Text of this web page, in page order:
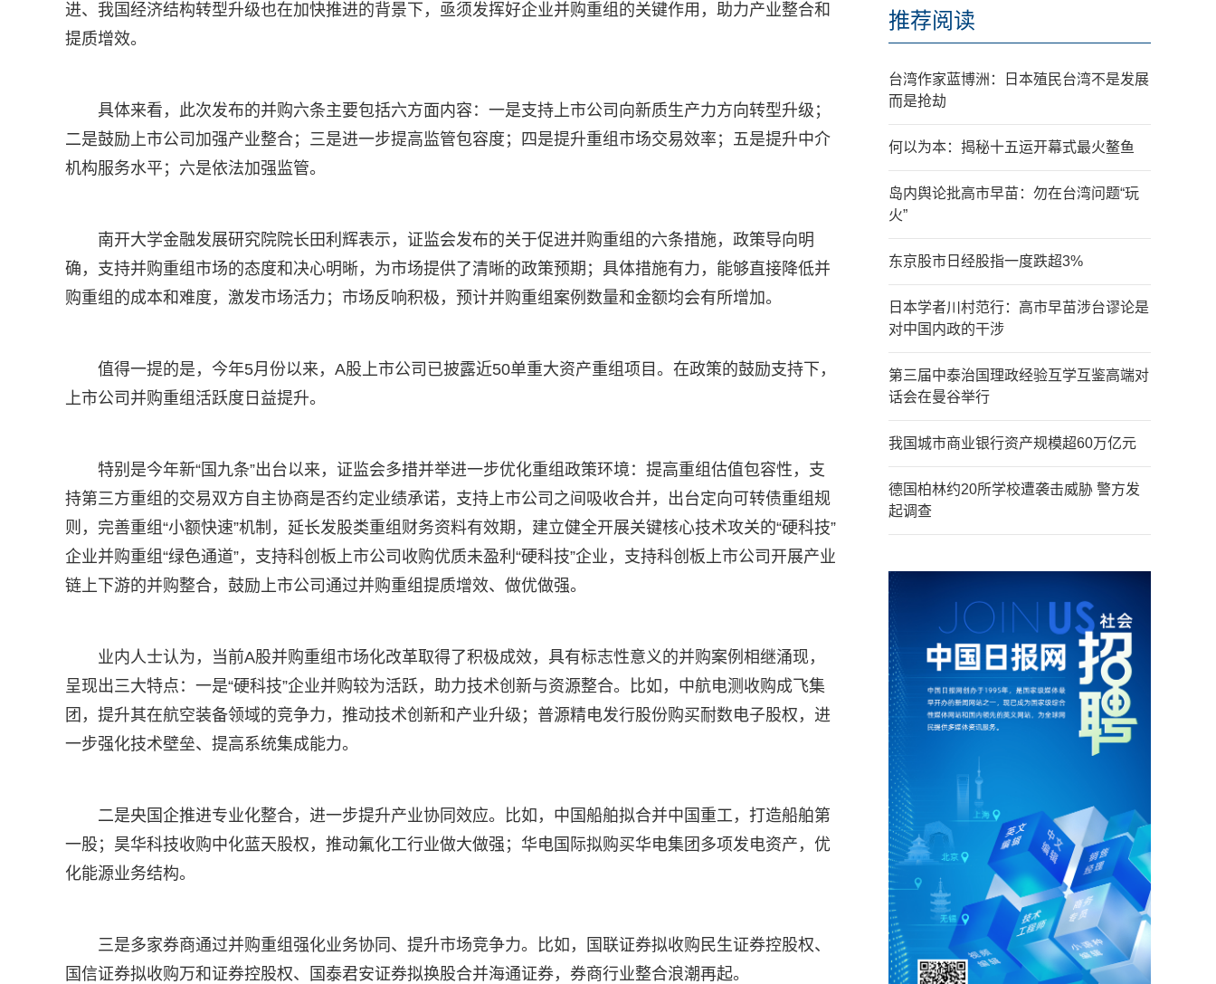
进、我国经济结构转型升级也在加快推进的背景下，亟须发挥好企业并购重组的关键作用，助力产业整合和
提质增效。
具体来看，此次发布的并购六条主要包括六方面内容：一是支持上市公司向新质生产力方向转型升级；
二是鼓励上市公司加强产业整合；三是进一步提高监管包容度；四是提升重组市场交易效率；五是提升中介
机构服务水平；六是依法加强监管。
南开大学金融发展研究院院长田利辉表示，证监会发布的关于促进并购重组的六条措施，政策导向明
确，支持并购重组市场的态度和决心明晰，为市场提供了清晰的政策预期；具体措施有力，能够直接降低并
购重组的成本和难度，激发市场活力；市场反响积极，预计并购重组案例数量和金额均会有所增加。
值得一提的是，今年5月份以来，A股上市公司已披露近50单重大资产重组项目。在政策的鼓励支持下，
上市公司并购重组活跃度日益提升。
特别是今年新“国九条”出台以来，证监会多措并举进一步优化重组政策环境：提高重组估值包容性，支
持第三方重组的交易双方自主协商是否约定业绩承诺，支持上市公司之间吸收合并，出台定向可转债重组规
则，完善重组“小额快速”机制，延长发股类重组财务资料有效期，建立健全开展关键核心技术攻关的“硬科技”
企业并购重组“绿色通道”，支持科创板上市公司收购优质未盈利“硬科技”企业，支持科创板上市公司开展产业
链上下游的并购整合，鼓励上市公司通过并购重组提质增效、做优做强。
业内人士认为，当前A股并购重组市场化改革取得了积极成效，具有标志性意义的并购案例相继涌现，
呈现出三大特点：一是“硬科技”企业并购较为活跃，助力技术创新与资源整合。比如，中航电测收购成飞集
团，提升其在航空装备领域的竞争力，推动技术创新和产业升级；普源精电发行股份购买耐数电子股权，进
一步强化技术壁垒、提高系统集成能力。
二是央国企推进专业化整合，进一步提升产业协同效应。比如，中国船舶拟合并中国重工，打造船舶第
一股；昊华科技收购中化蓝天股权，推动氟化工行业做大做强；华电国际拟购买华电集团多项发电资产，优
化能源业务结构。
三是多家券商通过并购重组强化业务协同、提升市场竞争力。比如，国联证券拟收购民生证券控股权、
国信证券拟收购万和证券控股权、国泰君安证券拟换股合并海通证券，券商行业整合浪潮再起。
推荐阅读
台湾作家蓝博洲：日本殖民台湾不是发展
而是抢劫
何以为本：揭秘十五运开幕式最火鳌鱼
岛内舆论批高市早苗：勿在台湾问题“玩
火”
东京股市日经股指一度跌超3%
日本学者川村范行：高市早苗涉台谬论是
对中国内政的干涉
第三届中泰治国理政经验互学互鉴高端对
话会在曼谷举行
我国城市商业银行资产规模超60万亿元
德国柏林约20所学校遭袭击威胁 警方发
起调查